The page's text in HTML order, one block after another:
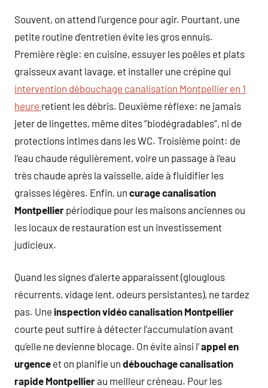
Souvent, on attend l’urgence pour agir. Pourtant, une
petite routine d’entretien évite les gros ennuis.
Première règle: en cuisine, essuyer les poêles et plats
graisseux avant lavage, et installer une crépine qui
intervention débouchage canalisation Montpellier en 1
heure retient les débris. Deuxième réflexe: ne jamais
jeter de lingettes, même dites “biodégradables”, ni de
protections intimes dans les WC. Troisième point: de
l’eau chaude régulièrement, voire un passage à l’eau
très chaude après la vaisselle, aide à fluidifier les
graisses légères. Enfin, un curage canalisation
Montpellier périodique pour les maisons anciennes ou
les locaux de restauration est un investissement
judicieux.
Quand les signes d’alerte apparaissent (glouglous
récurrents, vidage lent, odeurs persistantes), ne tardez
pas. Une inspection vidéo canalisation Montpellier
courte peut suffire à détecter l’accumulation avant
qu’elle ne devienne blocage. On évite ainsi l’appel en
urgence et on planifie un débouchage canalisation
rapide Montpellierau meilleur créneau. Pour les